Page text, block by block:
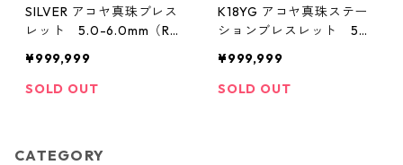
SILVER アコヤ真珠ブレス
レット 5.0-6.0mm（R5
¥999,999
SOLD OUT
K18YG アコヤ真珠ステー
ションブレスレット 5ピ
¥999,999
SOLD OUT
CATEGORY